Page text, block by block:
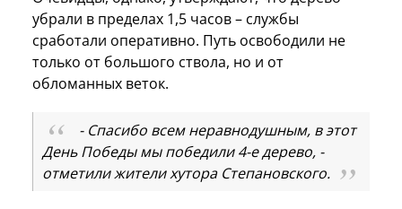
убрали в пределах 1,5 часов – службы
сработали оперативно. Путь освободили не
только от большого ствола, но и от
обломанных веток.
- Спасибо всем неравнодушным, в этот
День Победы мы победили 4-е дерево, -
отметили жители хутора Степановского.